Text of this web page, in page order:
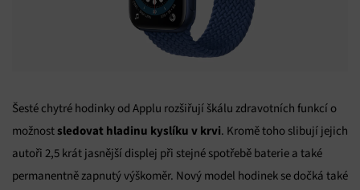
Šesté chytré hodinky od Applu rozšiřují škálu zdravotních funkcí o
možnost sledovat hladinu kyslíku v krvi. Kromě toho slibují jejich
autoři 2,5 krát jasnější displej při stejné spotřebě baterie a také
permanentně zapnutý výškoměr. Nový model hodinek se dočká také